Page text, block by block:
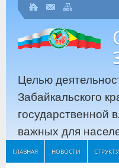
Целью
Забайкальского
государственной
важных для
ГЛАВНАЯ НОВОСТИ